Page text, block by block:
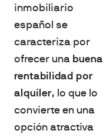
inmobiliario
español se
caracteriza por
ofrecer una buena
rentabilidad por
alquiler, lo que lo
convierte en una
opción atractiva